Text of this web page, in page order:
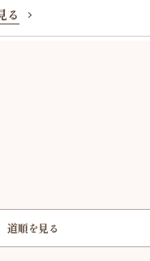
る
道順を見る